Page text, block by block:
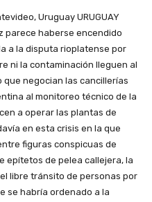
Uruguay URUGUAY
parece haberse encendido
a la disputa rioplatense por
ni la contaminación lleguen al
que negocian las cancillerías
al monitoreo técnico de la
a operar las plantas de
en esta crisis en la que
figuras conspicuas de
epítetos de pelea callejera, la
libre tránsito de personas por
se habría ordenado a la